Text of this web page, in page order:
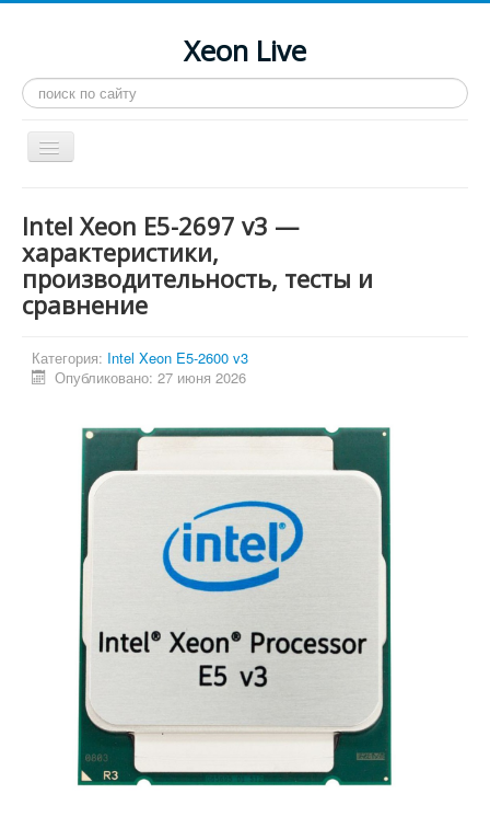
Xeon Live
Искать...
Toggle
Navigation
LGA 2011-3
LGA 2011
Процессоры
Инструкции
Рейтинги
Конференция
Системные программы
Intel Xeon E5-2697 v3 —
характеристики,
производительность, тесты и
сравнение
Категория: Intel Xeon E5-2600 v3
Опубликовано: 27 июня 2026